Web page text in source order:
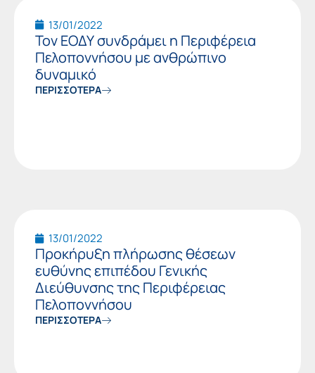
13/01/2022
Τον ΕΟΔΥ συνδράμει η Περιφέρεια
Πελοποννήσου με ανθρώπινο
δυναμικό
ΠΕΡΙΣΣΟΤΕΡΑ
13/01/2022
Προκήρυξη πλήρωσης θέσεων
ευθύνης επιπέδου Γενικής
Διεύθυνσης της Περιφέρειας
Πελοποννήσου
ΠΕΡΙΣΣΟΤΕΡΑ